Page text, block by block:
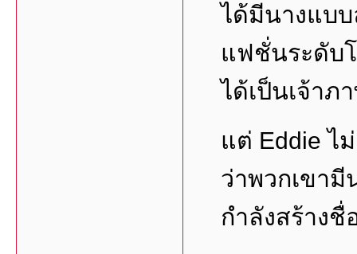
ได้มีนางแบ
แฟชั่นระดับ
ได้เป็นเจ้าภ
แต่ Eddie ไ
ว่าพวกเขา
กำลังสร้างชื่